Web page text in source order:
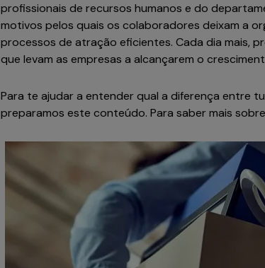
profissionais de recursos humanos e do
motivos pelos quais os colaboradores deixam a
processos de atração eficientes. Cada dia mais,
que levam as empresas a alcançarem o
Para te ajudar a entender qual a diferença entre
preparamos este conteúdo. Para saber mais